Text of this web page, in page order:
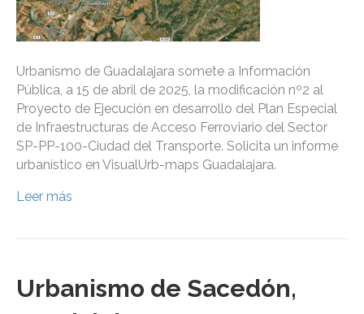
Urbanismo de Guadalajara somete a Información
Pública, a 15 de abril de 2025, la modificación nº2 al
Proyecto de Ejecución en desarrollo del Plan Especial
de Infraestructuras de Acceso Ferroviario del Sector
SP-PP-100-Ciudad del Transporte. Solicita un informe
urbanístico en VisualUrb-maps Guadalajara.
Leer más
Urbanismo de Sacedón,